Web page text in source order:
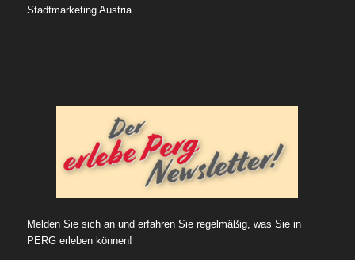
Stadtmarketing Austria
Melden Sie sich an und erfahren Sie regelmäßig, was Sie in
PERG erleben können!